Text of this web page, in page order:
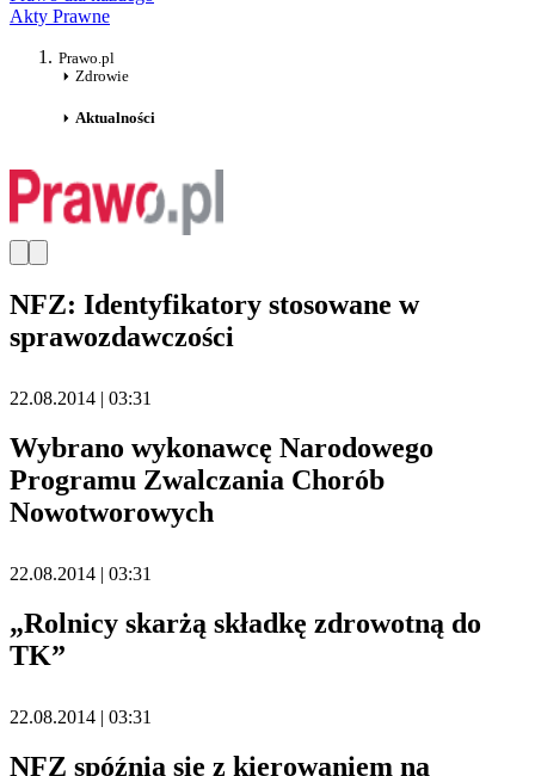
Akty Prawne
Prawo.pl
Zdrowie
Aktualności
NFZ: Identyfikatory stosowane w
sprawozdawczości
22.08.2014 | 03:31
Wybrano wykonawcę Narodowego
Programu Zwalczania Chorób
Nowotworowych
22.08.2014 | 03:31
„Rolnicy skarżą składkę zdrowotną do
TK”
22.08.2014 | 03:31
NFZ spóźnia się z kierowaniem na